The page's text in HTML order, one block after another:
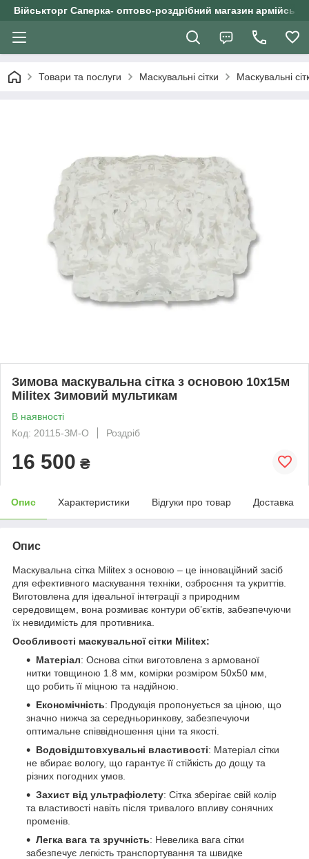
Військторг Саперка- оптово-роздрібний магазин
Товари та послуги Маскувальні сітки Маскувальні
Зимова маскувальна сітка з основою 10х15м
Militex Зимовий мультикам
В наявності
Код: 20115-ЗМ-О
Роздріб
16 500 ₴
Опис Характеристики Відгуки про товар Доставка
Опис
Маскувальна сітка Militex з основою – це інноваційний засіб
для ефективного маскування техніки, озброєння та укриттів.
Виготовлена для ідеальної інтеграції з природним
середовищем, вона розмиває контури об’єктів, забезпечуючи
їх невидимість для противника.
Особливості маскувальної сітки Militex:
Матеріал: Основа сітки виготовлена з армованої
нитки товщиною 1.8 мм, комірки розміром 50х50 мм,
що робить її міцною та надійною.
Економічність: Продукція пропонується за ціною, що
значно нижча за середньоринкову, забезпечуючи
оптимальне співвідношення ціни та якості.
Водовідштовхувальні властивості: Матеріал сітки
не вбирає вологу, що гарантує її стійкість до дощу та
різних погодних умов.
Захист від ультрафіолету: Сітка зберігає свій колір
та властивості навіть після тривалого впливу сонячних
променів.
Легка вага та зручність: Невелика вага сітки
забезпечує легкість транспортування та швидке